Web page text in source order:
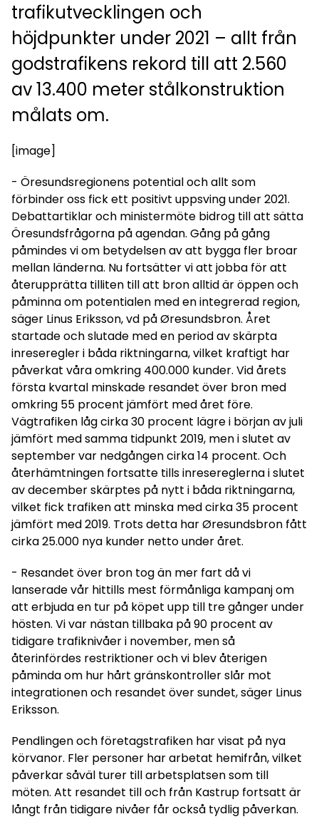
trafikutvecklingen och
höjdpunkter under 2021 – allt från
godstrafikens rekord till att 2.560
av 13.400 meter stålkonstruktion
målats om.
[image]
- Öresundsregionens potential och allt som
förbinder oss fick ett positivt uppsving under 2021.
Debattartiklar och ministermöte bidrog till att sätta
Öresundsfrågorna på agendan. Gång på gång
påmindes vi om betydelsen av att bygga fler broar
mellan länderna. Nu fortsätter vi att jobba för att
återupprätta tilliten till att bron alltid är öppen och
påminna om potentialen med en integrerad region,
säger Linus Eriksson, vd på Øresundsbron. Året
startade och slutade med en period av skärpta
inreseregler i båda riktningarna, vilket kraftigt har
påverkat våra omkring 400.000 kunder. Vid årets
första kvartal minskade resandet över bron med
omkring 55 procent jämfört med året före.
Vägtrafiken låg cirka 30 procent lägre i början av juli
jämfört med samma tidpunkt 2019, men i slutet av
september var nedgången cirka 14 procent. Och
återhämtningen fortsatte tills inresereglerna i slutet
av december skärptes på nytt i båda riktningarna,
vilket fick trafiken att minska med cirka 35 procent
jämfört med 2019. Trots detta har Øresundsbron fått
cirka 25.000 nya kunder netto under året.
- Resandet över bron tog än mer fart då vi
lanserade vår hittills mest förmånliga kampanj om
att erbjuda en tur på köpet upp till tre gånger under
hösten. Vi var nästan tillbaka på 90 procent av
tidigare trafiknivåer i november, men så
återinfördes restriktioner och vi blev återigen
påminda om hur hårt gränskontroller slår mot
integrationen och resandet över sundet, säger Linus
Eriksson.
Pendlingen och företagstrafiken har visat på nya
körvanor. Fler personer har arbetat hemifrån, vilket
påverkar såväl turer till arbetsplatsen som till
möten. Att resandet till och från Kastrup fortsatt är
långt från tidigare nivåer får också tydlig påverkan.